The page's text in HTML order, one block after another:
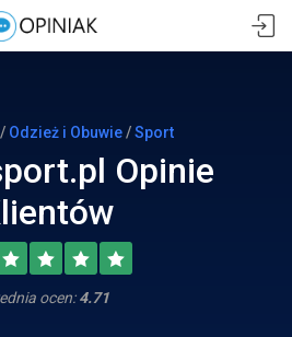
Odzież i Obuwie/Sport
Opinie
ocen:4.71